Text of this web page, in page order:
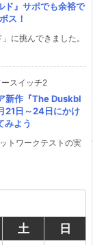
ド』サポでも余裕で
ス！
に挑んできました。
スイッチ2
新作『The Duskbl
21日～24日にかけ
みよう
トワークテストの実
土
日